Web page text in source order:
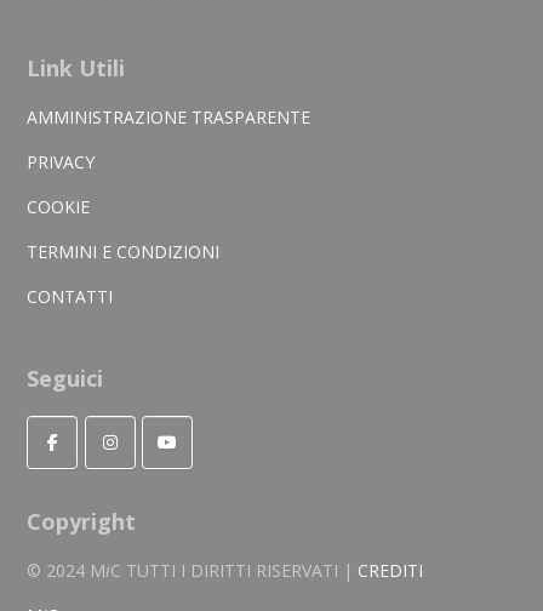
Link Utili
AMMINISTRAZIONE TRASPARENTE
PRIVACY
COOKIE
TERMINI E CONDIZIONI
CONTATTI
Seguici
Copyright
© 2024 MiC TUTTI I DIRITTI RISERVATI | CREDITI